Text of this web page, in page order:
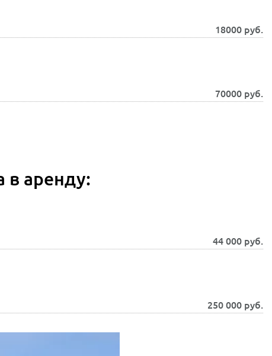
18000 руб.
70000 руб.
в аренду:
44 000 руб.
250 000 руб.